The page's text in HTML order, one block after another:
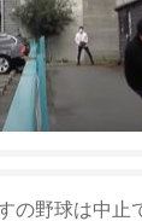
の野球は中止